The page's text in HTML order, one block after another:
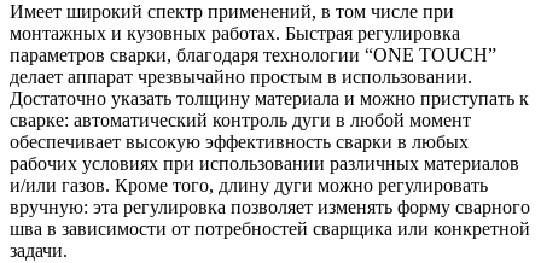
Имеет широкий спектр применений, в том числе при
монтажных и кузовных работах. Быстрая регулировка
параметров сварки, благодаря технологии “ONE TOUCH”
делает аппарат чрезвычайно простым в использовании.
Достаточно указать толщину материала и можно приступать к
сварке: автоматический контроль дуги в любой момент
обеспечивает высокую эффективность сварки в любых
рабочих условиях при использовании различных материалов
и/или газов. Кроме того, длину дуги можно регулировать
вручную: эта регулировка позволяет изменять форму сварного
шва в зависимости от потребностей сварщика или конкретной
задачи.